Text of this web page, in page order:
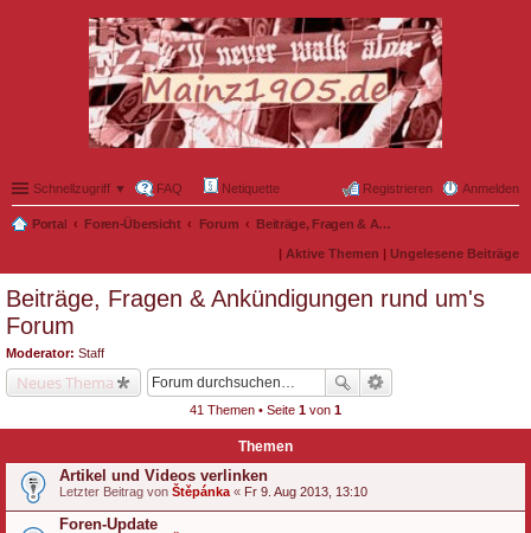
Schnellzugriff ▼ FAQ Netiquette Anmelden
Registrieren
Portal Foren-Übersicht Forum Beiträge, Fragen & Ankündigungen rund um's Forum
| Aktive Themen | Ungelesene Beiträge
Beiträge, Fragen & Ankündigungen rund um's
Forum
Moderator: Staff
Neues Thema
41 Themen • Seite 1 von 1
Themen
Artikel und Videos verlinken
Letzter Beitrag von Štěpánka « Fr 9. Aug 2013, 13:10
Foren-Update